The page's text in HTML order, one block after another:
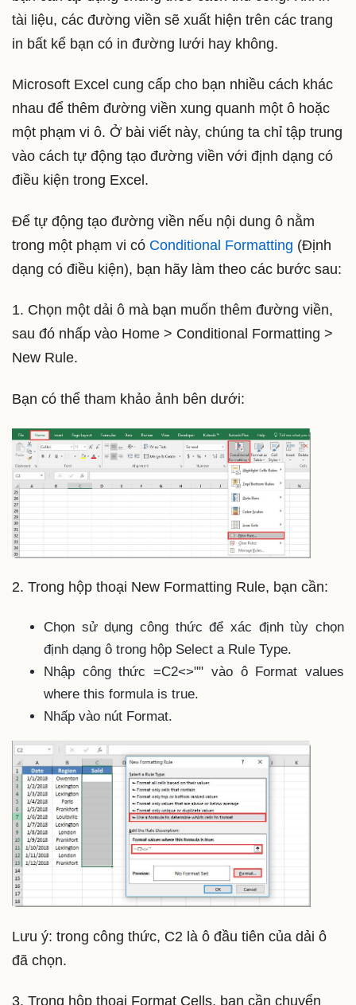
tài liệu, các đường viền sẽ xuất hiện trên các trang
in bất kể bạn có in đường lưới hay không.
Microsoft Excel cung cấp cho bạn nhiều cách khác
nhau để thêm đường viền xung quanh một ô hoặc
một phạm vi ô. Ở bài viết này, chúng ta chỉ tập trung
vào cách tự động tạo đường viền với định dạng có
điều kiện trong Excel.
Để tự động tạo đường viền nếu nội dung ô nằm
trong một phạm vi có Conditional Formatting (Định
dạng có điều kiện), bạn hãy làm theo các bước sau:
1. Chọn một dải ô mà bạn muốn thêm đường viền,
sau đó nhấp vào Home > Conditional Formatting >
New Rule.
Bạn có thể tham khảo ảnh bên dưới:
2. Trong hộp thoại New Formatting Rule, bạn cần:
Chọn sử dụng công thức để xác định tùy chọn
định dạng ô trong hộp Select a Rule Type.
Nhập công thức =C2<>"" vào ô Format values
where this formula is true.
Nhấp vào nút Format.
Lưu ý: trong công thức, C2 là ô đầu tiên của dải ô
đã chọn.
3. Trong hộp thoại Format Cells, bạn cần chuyển